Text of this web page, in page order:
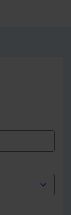
expand_more